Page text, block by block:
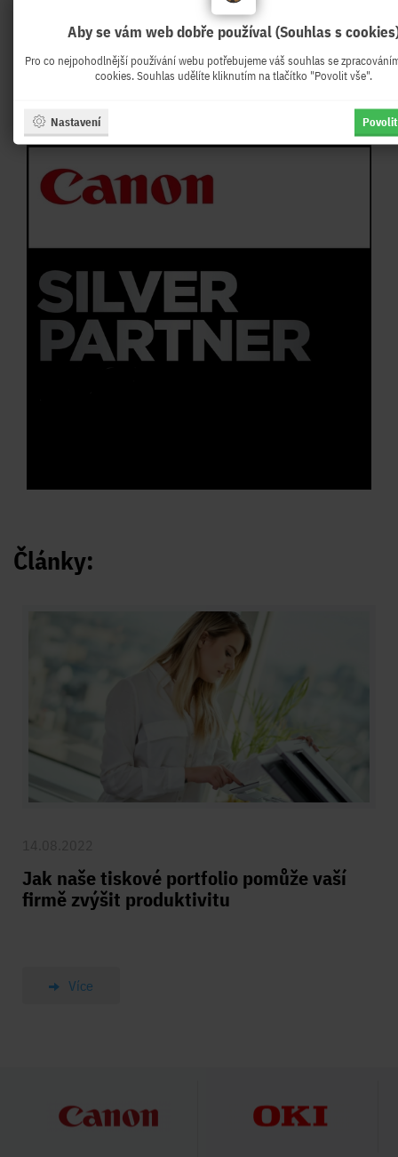
Partnerství:
Naše firma je již mnoho letB2B autorizovaným SILVER
partner CANON. Účastníme tak všech pravidelných
větší zakazky Vám rádi připravíme speciální nabídku s
podporou vendora CANON.
Články:
Jak naše tiskové portfolio pomůže vaší
firmě zvýšit produktivitu
Více
Aby se vám web dobře používal (Souhlas s
Pro co nejpohodlnější používání webu potřebujeme váš souhlas se
cookies. Souhlas udělíte kliknutím na tlačítko "Povolit vše".
Nastavení